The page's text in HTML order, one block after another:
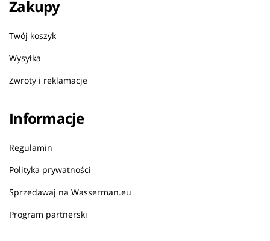
Zakupy
Twój koszyk
Wysyłka
Zwroty i reklamacje
Informacje
Regulamin
Polityka prywatności
Sprzedawaj na Wasserman.eu
Program partnerski